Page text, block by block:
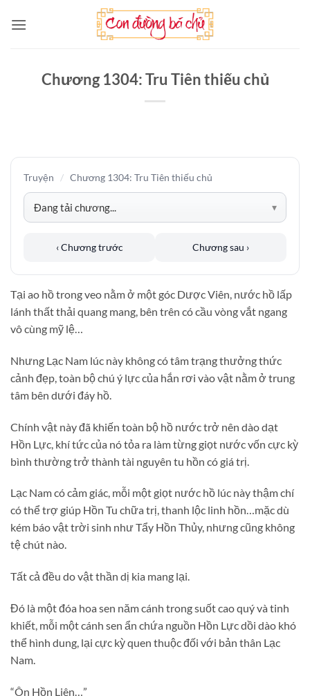
qua
Chương 1304: Tru Tiên thiếu chủ
Truyện / Chương 1304: Tru Tiên thiếu chủ
‹ Chương trước Chương sau ›
Tại ao hồ trong veo nằm ở một góc Dược Viên, nước hồ lấp
lánh thất thải quang mang, bên trên có cầu vòng vắt ngang
vô cùng mỹ lệ…
Nhưng Lạc Nam lúc này không có tâm trạng thưởng thức
cảnh đẹp, toàn bộ chú ý lực của hắn rơi vào vật nằm ở trung
tâm bên dưới đáy hồ.
Chính vật này đã khiến toàn bộ hồ nước trở nên dào dạt
Hồn Lực, khí tức của nó tỏa ra làm từng giọt nước vốn cực kỳ
bình thường trở thành tài nguyên tu hồn có giá trị.
Lạc Nam có cảm giác, mỗi một giọt nước hồ lúc này thậm chí
có thể trợ giúp Hồn Tu chữa trị, thanh lộc linh hồn…mặc dù
kém báo vật trời sinh như Tẩy Hồn Thủy, nhưng cũng không
tệ chút nào.
Tất cả đều do vật thần dị kia mang lại.
Đó là một đóa hoa sen năm cánh trong suốt cao quý và tinh
khiết, mỗi một cánh sen ẩn chứa nguồn Hồn Lực dồi dào khó
thể hình dung, lại cực kỳ quen thuộc đối với bản thân Lạc
Nam.
“Ôn Hồn Liên…”